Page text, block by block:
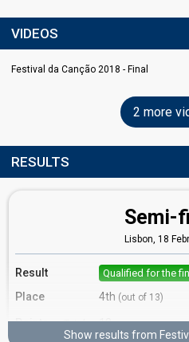
VIDEOS
Festival da Canção 2018 - Final
2 more
RESULTS
Semi-
Lisbon, 18
Result Qualified for the
Place 4th (out of 13)
Points Total 13
Show results from